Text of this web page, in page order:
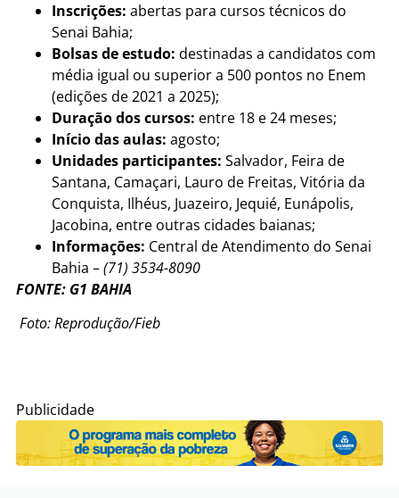
Inscrições: abertas para cursos técnicos do
Senai Bahia;
Bolsas de estudo: destinadas a candidatos com
média igual ou superior a 500 pontos no Enem
(edições de 2021 a 2025);
Duração dos cursos: entre 18 e 24 meses;
Início das aulas: agosto;
Unidades participantes: Salvador, Feira de
Santana, Camaçari, Lauro de Freitas, Vitória da
Conquista, Ilhéus, Juazeiro, Jequié, Eunápolis,
Jacobina, entre outras cidades baianas;
Informações: Central de Atendimento do Senai
Bahia –(71) 3534-8090
FONTE: G1 BAHIA
Foto: Reprodução/Fieb
Publicidade